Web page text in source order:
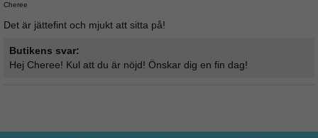
Cheree
Det är jättefint och mjukt att sitta på!
Butikens svar:
Hej Cheree! Kul att du är nöjd! Önskar dig en fin dag!